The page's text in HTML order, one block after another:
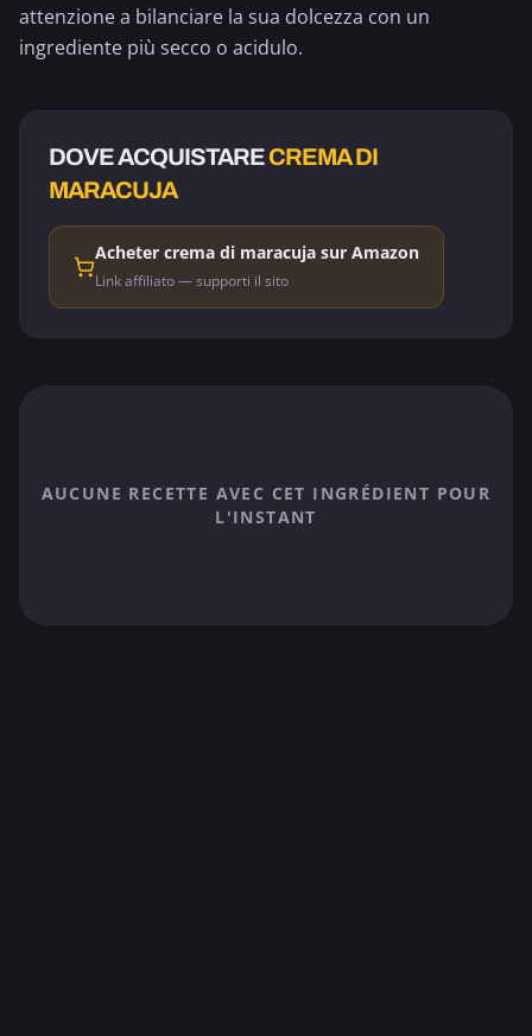
attenzione a bilanciare la sua dolcezza con un
ingrediente più secco o acidulo.
DOVE ACQUISTARECREMA DI
MARACUJA
Acheter crema di maracuja sur Amazon
Link affiliato — supporti il sito
AUCUNE RECETTE AVEC CET INGRÉDIENT POUR
L'INSTANT